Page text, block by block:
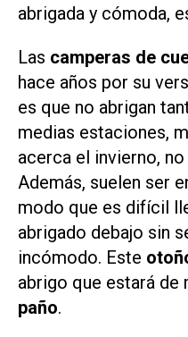
abrigada y cómoda,
Las camperas de
hace años por su
es que no abrigan
medias estaciones,
acerca el invierno,
Además, suelen ser
modo que es difícil
abrigado debajo sin
incómodo. Este
abrigo que estará de
paño.